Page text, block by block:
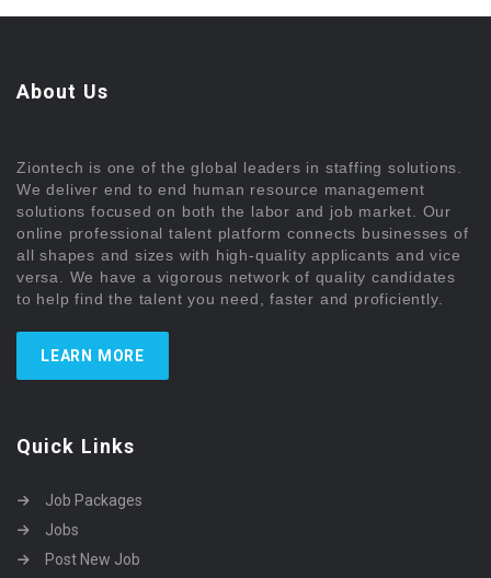
About Us
Ziontech is one of the global leaders in staffing solutions.
We deliver end to end human resource management
solutions focused on both the labor and job market. Our
online professional talent platform connects businesses of
all shapes and sizes with high-quality applicants and vice
versa. We have a vigorous network of quality candidates
to help find the talent you need, faster and proficiently.
LEARN MORE
Quick Links
Job Packages
Jobs
Post New Job